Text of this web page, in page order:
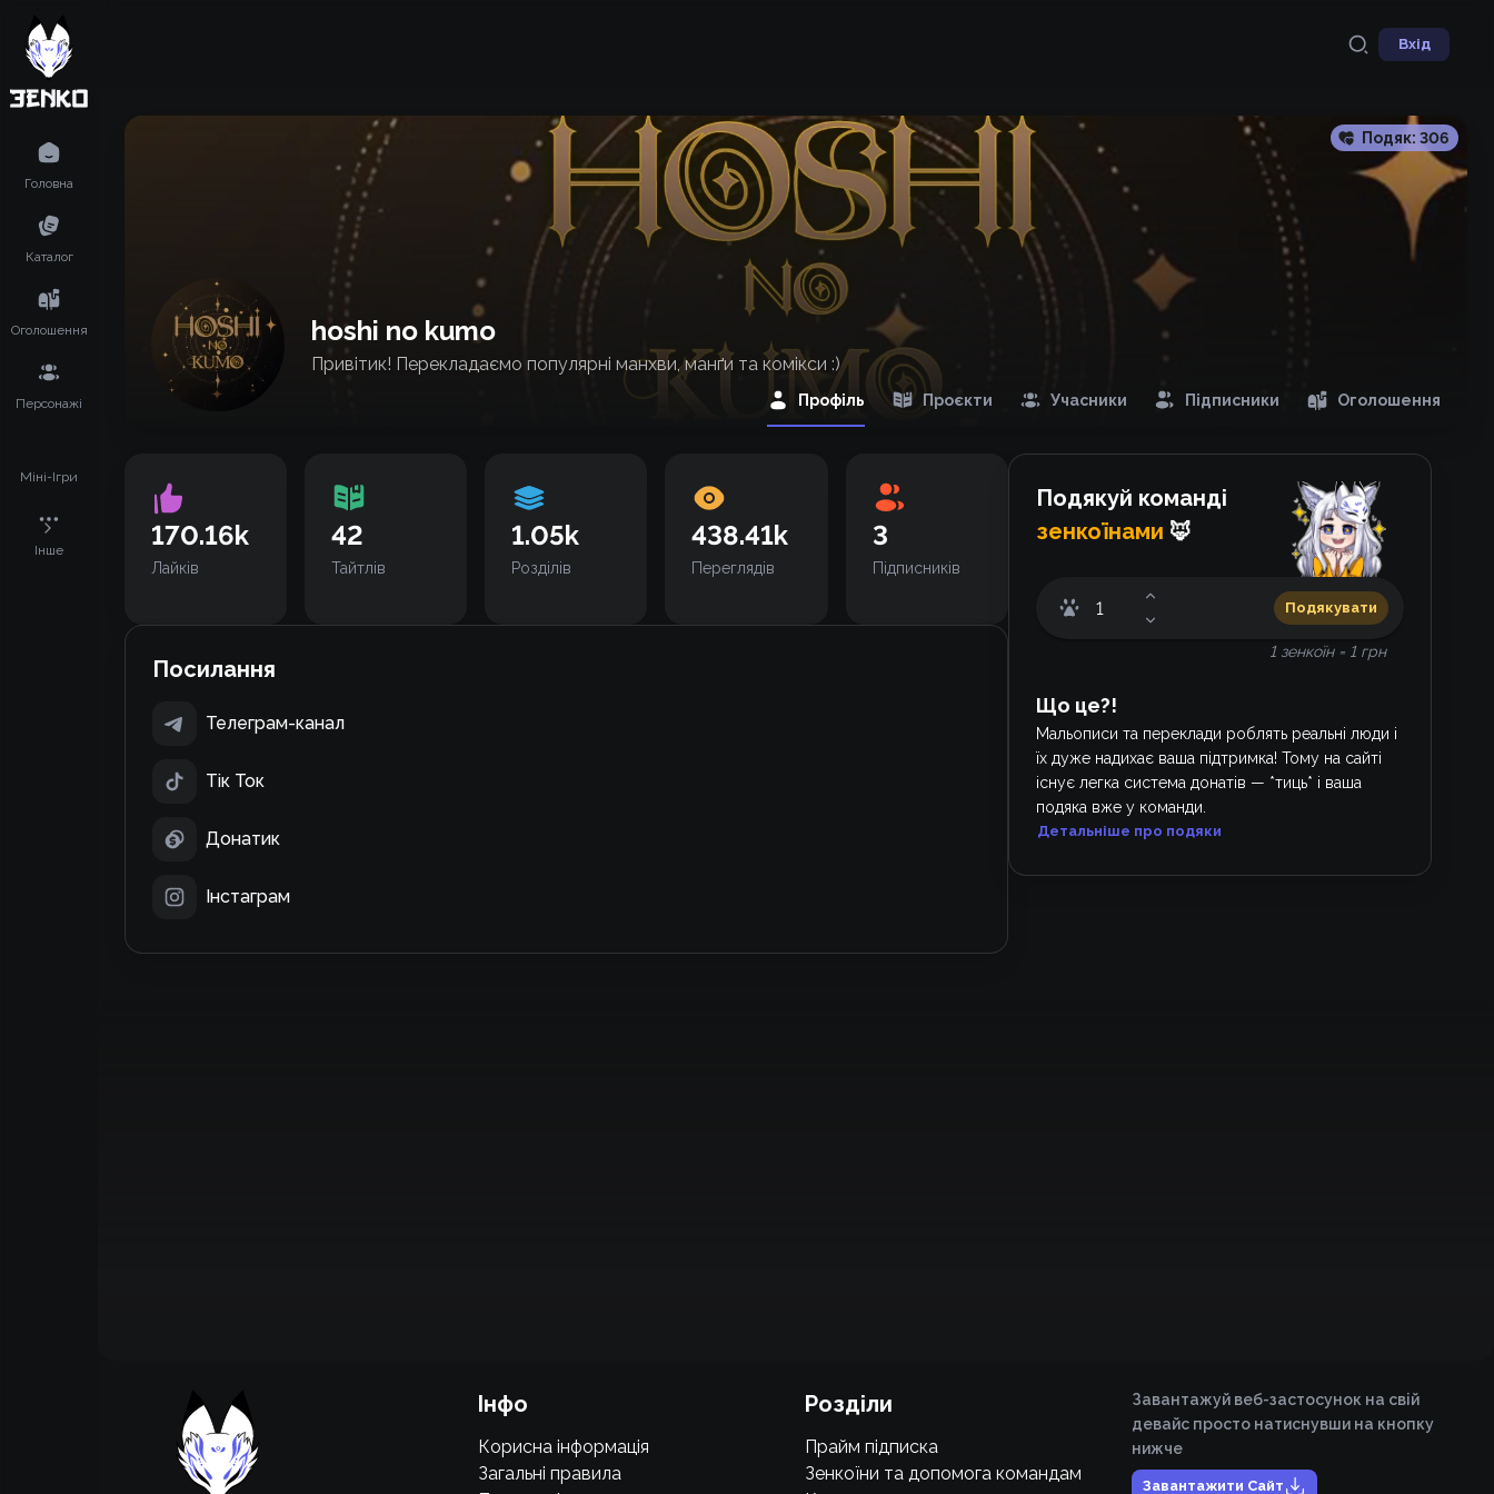
Вхід
Головна
Каталог
Оголошення
Персонажі
Міні-Ігри
Інше
Подяк: 306
hoshi no kumo
Привітик! Перекладаємо популярні манхви, манґи та комікси :)
Профіль Проєкти Учасники Підписники Оголошення
170.16k
Лайків
42
Тайтлів
1.05k
Розділів
438.41k
Переглядів
3
Підписників
Посилання
Телеграм-канал
Тік Ток
Донатик
Інстаграм
Подякуй команді
зенкоїнами 🦊
Подякувати
1 зенкоїн = 1 грн
Що це?!
Мальописи та переклади роблять реальні люди і
їх дуже надихає ваша підтримка! Тому на сайті
існує легка система донатів — *тиць* і ваша
подяка вже у команди.
Детальніше про подяки
крутих нововведень
Підтримати проєкт
Інфо
Корисна інформація
Загальні правила
Розділи
Прайм підписка
Зенкоїни та допомога командам
Завантажуй веб-застосунок на свій
девайс просто натиснувши на кнопку
нижче
Завантажити Сайт